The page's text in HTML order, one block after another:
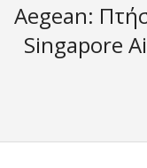
Aegean:
Singapore